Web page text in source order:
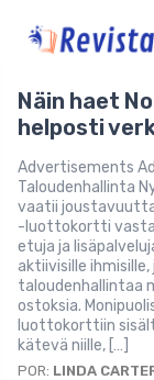
Näin haet
helposti
Advertisements
Taloudenhallinta
vaatii joustavuutta
-luottokortti
etuja ja
aktiivisille
taloudenhallintaa
ostoksia.
luottokorttiin
kätevä niille, […]
POR: LINDA